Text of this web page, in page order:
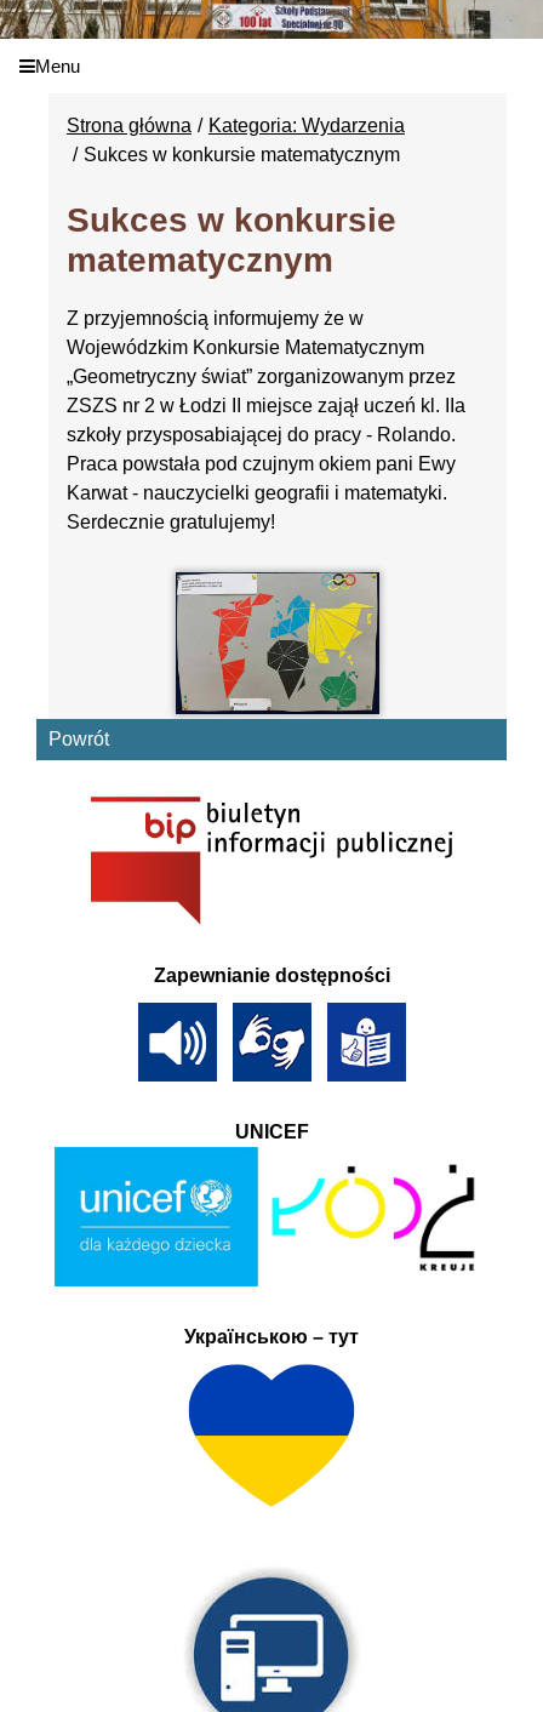
Menu
Strona główna
Kategoria: Wydarzenia
Sukces w konkursie matematycznym
Sukces w konkursie
matematycznym
Z przyjemnością informujemy że w
Wojewódzkim Konkursie Matematycznym
„Geometryczny świat” zorganizowanym przez
ZSZS nr 2 w Łodzi II miejsce zajął uczeń kl. IIa
szkoły przysposabiającej do pracy - Rolando.
Praca powstała pod czujnym okiem pani Ewy
Karwat - nauczycielki geografii i matematyki.
Serdecznie gratulujemy!
Powrót
Zapewnianie dostępności
UNICEF
Українською – тут